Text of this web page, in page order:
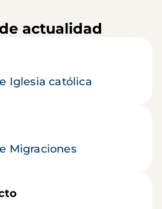
actualidad
Iglesia católica
Migraciones